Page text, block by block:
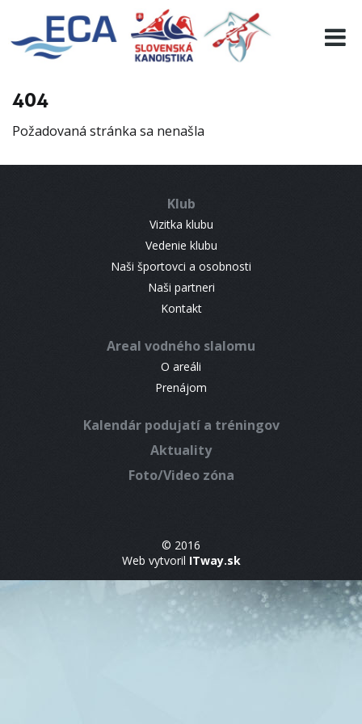
404
Požadovaná stránka sa nenašla
Klub
Vizitka klubu
Vedenie klubu
Naši športovci a osobnosti
Naši partneri
Kontakt
Areal vodného slalomu
O areáli
Prenájom
Kalendár podujatí a tréningov
Aktuality
Foto/Video zóna
© 2016
Web vytvoril ITway.sk
EURO 19
INFO
RESULTS
CONTACT